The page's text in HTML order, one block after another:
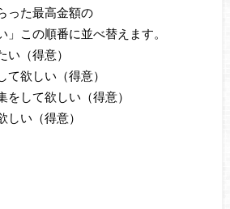
った最高金額の
この順番に並べ替えます。
い（得意）
て欲しい（得意）
をして欲しい（得意）
しい（得意）